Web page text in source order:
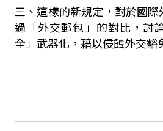
三、這樣的新規定，對於國
過「外交郵包」的對比，討
全」武器化，藉以侵蝕外交豁